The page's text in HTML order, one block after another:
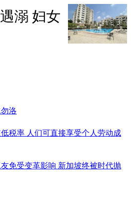
溺 妇女
勿洛
税率 人们可直接享受个人劳动成
免受变革影响 新加坡终被时代抛